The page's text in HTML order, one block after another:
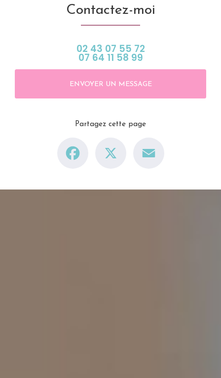
Contactez-moi
02 43 07 55 72
07 64 11 58 99
ENVOYER UN MESSAGE
Partagez cette page